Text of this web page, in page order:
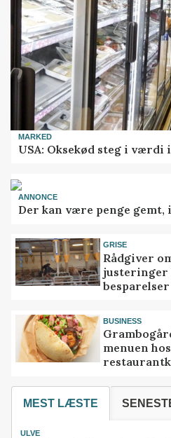
MARKED
USA: Oksekød steg i
ANNONCE
Der kan være penge
GRISE
Rådgiver
justeringer
besparelser
BUSINESS
menuen
MEST LÆSTE
ULVE